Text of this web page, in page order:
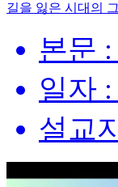
길을 잃은 시대의
본문
일자 :
설교